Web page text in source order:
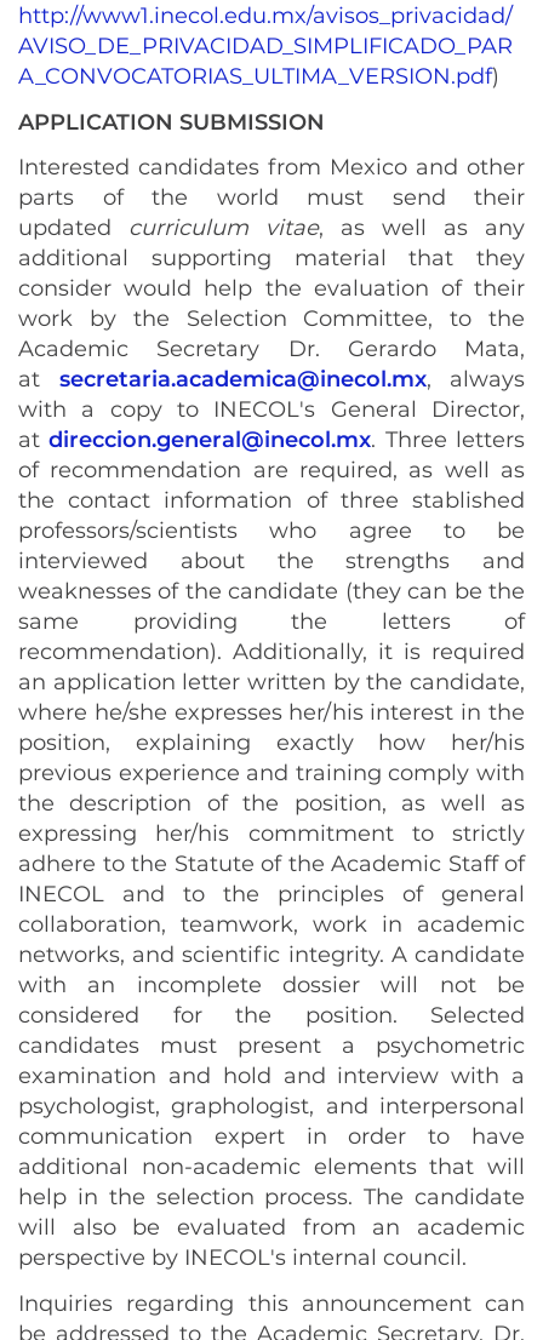
http://www1.inecol.edu.mx/avisos_privacidad/
AVISO_DE_PRIVACIDAD_SIMPLIFICADO_PAR
A_CONVOCATORIAS_ULTIMA_VERSION.pdf)
APPLICATION SUBMISSION
Interested candidates from Mexico and other
parts of the world must send their
updated curriculum vitae, as well as any
additional supporting material that they
consider would help the evaluation of their
work by the Selection Committee, to the
Academic Secretary Dr. Gerardo Mata,
at secretaria.academica@inecol.mx, always
with a copy to INECOL's General Director,
atdireccion.general@inecol.mx. Three letters
of recommendation are required, as well as
the contact information of three stablished
professors/scientists who agree to be
interviewed about the strengths and
weaknesses of the candidate (they can be the
same providing the letters of
recommendation). Additionally, it is required
an application letter written by the candidate,
where he/she expresses her/his interest in the
position, explaining exactly how her/his
previous experience and training comply with
the description of the position, as well as
expressing her/his commitment to strictly
adhere to the Statute of the Academic Staff of
INECOL and to the principles of general
collaboration, teamwork, work in academic
networks, and scientific integrity. A candidate
with an incomplete dossier will not be
considered for the position. Selected
candidates must present a psychometric
examination and hold and interview with a
psychologist, graphologist, and interpersonal
communication expert in order to have
additional non-academic elements that will
help in the selection process. The candidate
will also be evaluated from an academic
perspective by INECOL's internal council.
Inquiries regarding this announcement can
be addressed to the Academic Secretary, Dr.